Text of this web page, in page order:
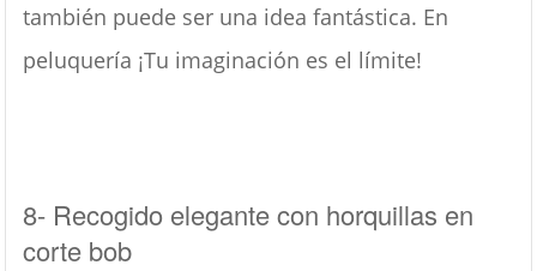
también puede ser una idea fantástica. En
peluquería ¡Tu imaginación es el límite!
8- Recogido elegante con horquillas en
corte bob